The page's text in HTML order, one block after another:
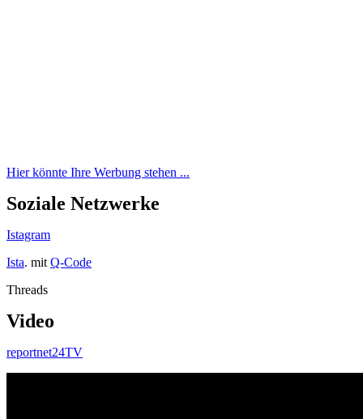
Hier könnte Ihre Werbung stehen ...
Soziale Netzwerke
Istagram
Ista. mit Q-Code
Threads
Video
reportnet24TV